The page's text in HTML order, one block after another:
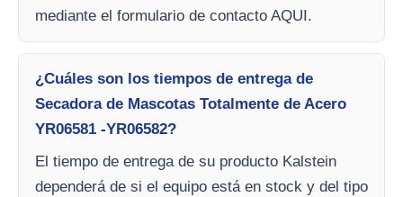
mediante el formulario de contacto AQUI.
¿Cuáles son los tiempos de entrega de
Secadora de Mascotas Totalmente de Acero
YR06581 -YR06582?
El tiempo de entrega de su producto Kalstein
dependerá de si el equipo está en stock y del tipo